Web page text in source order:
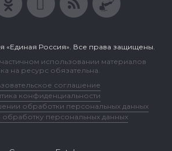
«Единая Россия». Все права защищены.
использовании материалов
на ресурс обязательна.
соглашение
конфиденциальности
обработки персональных данных
обработку персональных данных